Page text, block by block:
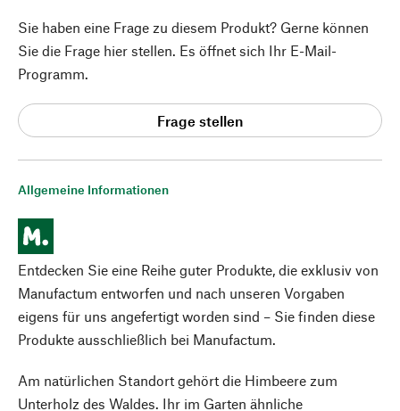
Allgemeine Informationen
Entdecken Sie eine Reihe guter Produkte, die exklusiv von
Manufactum entworfen und nach unseren Vorgaben
eigens für uns angefertigt worden sind – Sie finden diese
Produkte ausschließlich bei Manufactum.
Am natürlichen Standort gehört die Himbeere zum
Unterholz des Waldes. Ihr im Garten ähnliche
Sie haben eine Frage zu diesem Produkt? Gerne können
Sie die Frage hier stellen. Es öffnet sich Ihr E-Mail-
Programm.
Frage stellen